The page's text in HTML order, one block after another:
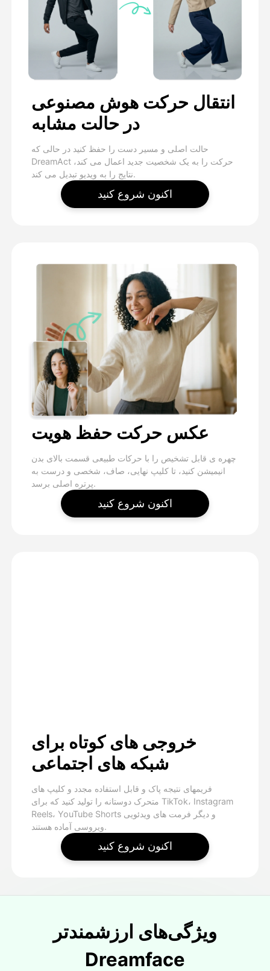
انتقال حرکت هوش مصنوعی
در حالت مشابه
حالت اصلی و مسیر دست را حفظ کنید در حالی که
DreamAct حرکت را به یک شخصیت جدید اعمال می کند،
نتایج را به ویدیو تبدیل می کند.
اکنون شروع کنید
عکس حرکت حفظ هویت
چهره ی قابل تشخیص را با حرکات طبیعی قسمت بالای بدن
انیمیشن کنید، تا کلیپ نهایی، صاف، شخصی و درست به
پرتره اصلی برسد.
اکنون شروع کنید
خروجی های کوتاه برای
شبکه های اجتماعی
فریمهای نتیجه پاک و قابل استفاده مجدد و کلیپ های
متحرک دوستانه را تولید کنید که برای TikTok، Instagram
Reels، YouTube Shorts و دیگر فرمت های ویدئویی
ویروسی آماده هستند.
اکنون شروع کنید
ویژگی‌های ارزشمندتر
Dreamface